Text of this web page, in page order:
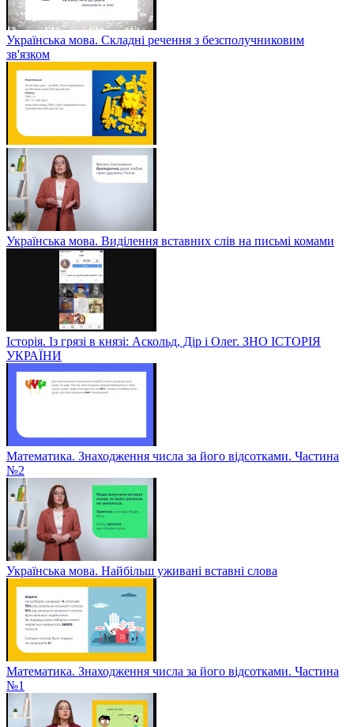
Українська мова. Складні речення з безсполучниковим
зв'язком
Українська мова. Виділення вставних слів на письмі комами
Історія. Із грязі в князі: Аскольд, Дір і Олег. ЗНО ІСТОРІЯ
УКРАЇНИ
Математика. Знаходження числа за його відсотками. Частина
№2
Українська мова. Найбільш уживані вставні слова
Математика. Знаходження числа за його відсотками. Частина
№1